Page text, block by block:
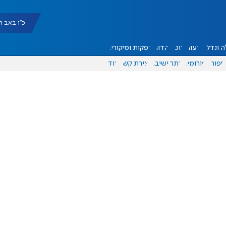
כ"ו באב
ונדל"ן דעות אוכל יהדות הפקות וסיקורים
ספורט פורומים אתר ישיבה יצירת קשר עוד